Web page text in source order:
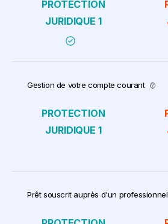
Gestion de votre compte courant
Prêt souscrit auprès d'un professionnel